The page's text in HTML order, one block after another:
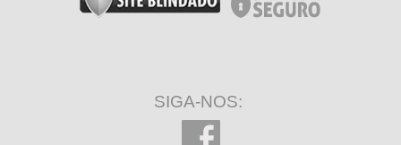
SIGA-NOS: